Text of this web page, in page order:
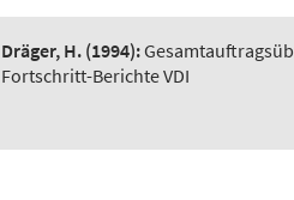
Dräger, H. (1994):
Fortschritt-Berichte VDI